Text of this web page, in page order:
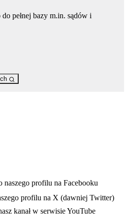
pełnej bazy m.in. sądów i
się w nowej karcie
naszego profilu na Facebooku
profilu na X (dawniej Twitter)
w nowej karcie
kanał w serwisie YouTube